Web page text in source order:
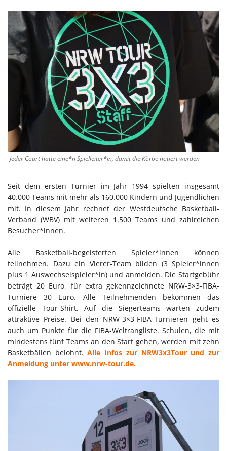
Jeder Court hatte eine*n Spielleiter*in, damit die Körbe notiert werden
Seit dem ersten Turnier im Jahr 1994 spielten insgesamt
40.000 Teams mit mehr als 160.000 Kindern und Jugendlichen
mit. In diesem Jahr rechnet der Westdeutsche Basketball-
Verband (WBV) mit weiteren 1.500 Teams und zahlreichen
Besucher*innen.
Alle Basketball-begeisterten Spieler*innen können
teilnehmen. Dazu ein Vierer-Team bilden (3 Spieler*innen
plus 1 Auswechselspieler*in) und anmelden. Die Startgebühr
beträgt 20 Euro, für extra gekennzeichnete NRW-3×3-FIBA-
Turniere 30 Euro. Alle Teilnehmenden bekommen das
offizielle Tour-Shirt. Auf die Siegerteams warten zudem
attraktive Preise. Bei den NRW-3×3-FIBA-Turnieren geht es
auch um Punkte für die FIBA-Weltrangliste. Schulen, die mit
mindestens fünf Teams an den Start gehen, werden mit zehn
Basketbällen belohnt. Alle Infos zur NRW3x3Tour und zur
Anmeldung unter www.nrw-tour.de.